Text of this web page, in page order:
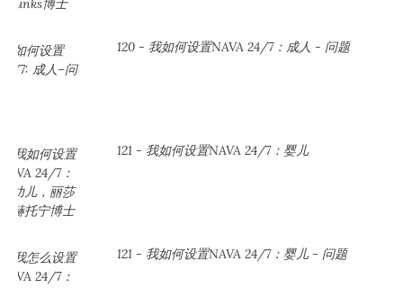
120 - 我如何设置NAVA 24/7：成人 - 问题
121 - 我如何设置NAVA 24/7：婴儿
121 - 我如何设置NAVA 24/7：婴儿 - 问题